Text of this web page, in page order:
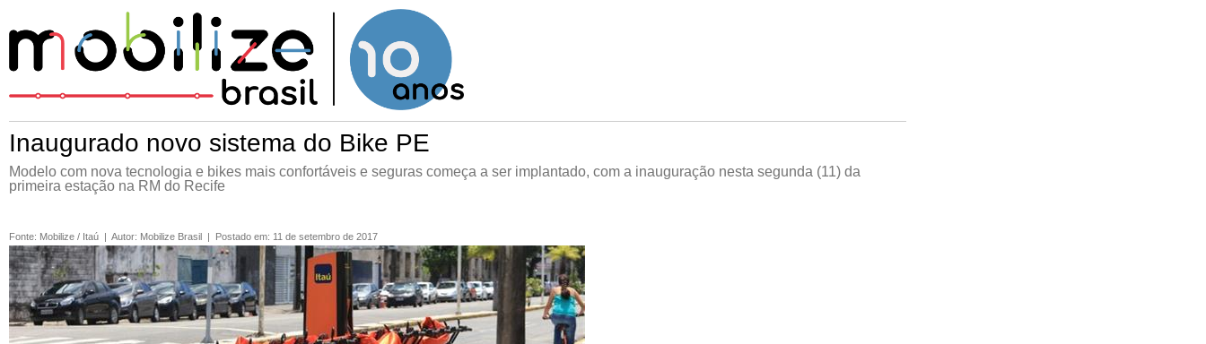
Inaugurado novo sistema do Bike PE
Modelo com nova tecnologia e bikes mais confortáveis e seguras começa a ser implantado, com a inauguração nesta segunda (11) da
primeira estação na RM do Recife
Fonte: Mobilize / Itaú | Autor: Mobilize Brasil | Postado em: 11 de setembro de 2017